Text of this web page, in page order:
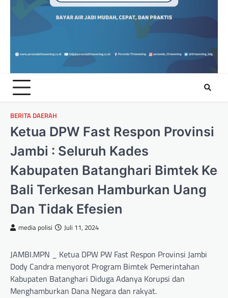
BERITA DAERAH
Ketua DPW Fast Respon Provinsi
Jambi : Seluruh Kades
Kabupaten Batanghari Bimtek Ke
Bali Terkesan Hamburkan Uang
Dan Tidak Efesien
media polisi Juli 11, 2024
JAMBI.MPN _ Ketua DPW PW Fast Respon Provinsi Jambi
Dody Candra menyorot Program Bimtek Pemerintahan
Kabupaten Batanghari Diduga Adanya Korupsi dan
Menghamburkan Dana Negara dan rakyat.